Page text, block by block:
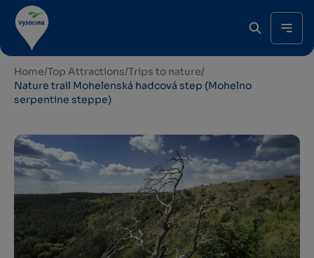
Home/Top Attractions/Trips to nature/
Nature trail Mohelenská hadcová step (Mohelno
serpentine steppe)